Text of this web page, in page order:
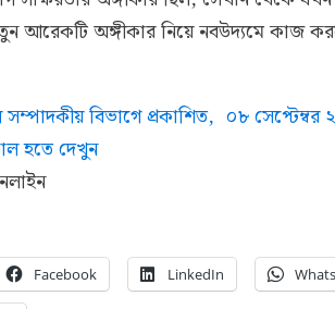
আরেকটি অঙ্গীকার নিয়ে নবউদ্যমে কাজ
বিভাগে প্রকাশিত, ০৮ সেপ্টেম্বর
হতে দেখুন
Facebook LinkedIn